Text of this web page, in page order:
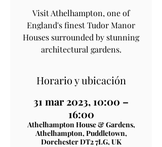
Visit Athelhampton, one of
England's finest Tudor Manor
Houses surrounded by stunning
architectural gardens.
Horario y ubicación
31 mar 2023, 10:00 –
16:00
Athelhampton House & Gardens,
Athelhampton, Puddletown,
Dorchester DT2 7LG, UK